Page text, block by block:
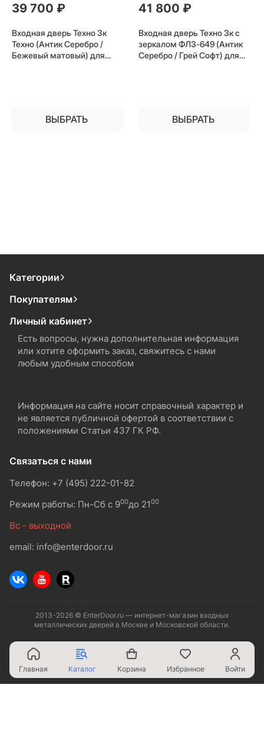
39 700 ₽
Входная дверь Техно 3к
Техно (Антик Серебро /
Бежевый матовый) для
ВЫБРАТЬ
41 800 ₽
Входная дверь Техно 3к с
зеркалом ФЛЗ-649 (Антик
Серебро / Грей Софт) для
ВЫБРАТЬ
Категории
Покупателям
Личный кабинет
Есть вопросы, нужна дополнительная информация
или хотите оформить заказ, свяжитесь с нами
любым удобным способом
Информация на сайте носит справочный характер и
не является публичной офертой в соответствии с
положениями Статьи 437 ГК РФ.
Связаться с нами
Телефон: +7 (495) 222-01-82
Режим работы: Пн-Сб с 900до 2100
Вс - выходной
email: info@enterdoor.ru
2013-2026 © EnterDoor.ru — интернет-магазин входных
металлических дверей в Москве и Московской области.
Главная Каталог Корзина Избранное Войти